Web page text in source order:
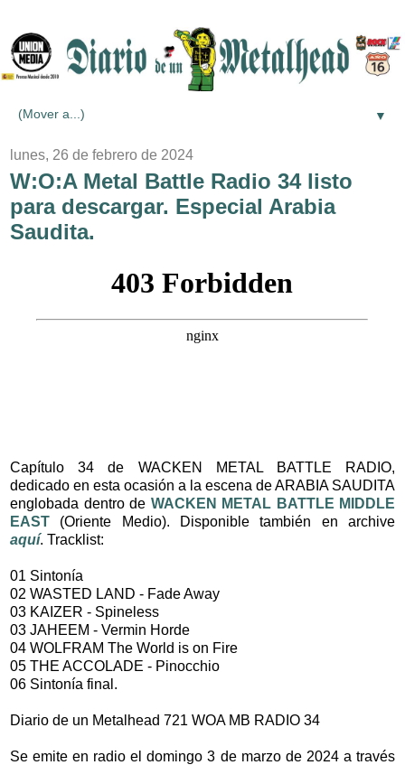
▼
lunes, 26 de febrero de 2024
W:O:A Metal Battle Radio 34 listo
para descargar. Especial Arabia
Saudita.
Capítulo 34 de WACKEN METAL BATTLE RADIO,
dedicado en esta ocasión a la escena de ARABIA SAUDITA
englobada dentro de WACKEN METAL BATTLE MIDDLE
EAST
(Oriente Medio). Disponible también en archive
aquí. Tracklist:
01 Sintonía
02 WASTED LAND - Fade Away
03 KAIZER - Spineless
03 JAHEEM - Vermin Horde
04 WOLFRAM The World is on Fire
05 THE ACCOLADE - Pinocchio
06 Sintonía final.
Diario de un Metalhead 721 WOA MB RADIO 34
Se emite en radio el domingo 3 de marzo de 2024 a través